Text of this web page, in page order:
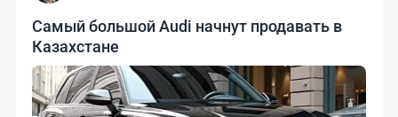
Самый большой Audi начнут продавать в
Казахстане